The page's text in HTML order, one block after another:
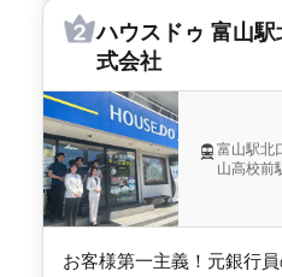
ハウスドゥ 富山
式会社
富山駅北
山高校
お客様第一主義！元銀行